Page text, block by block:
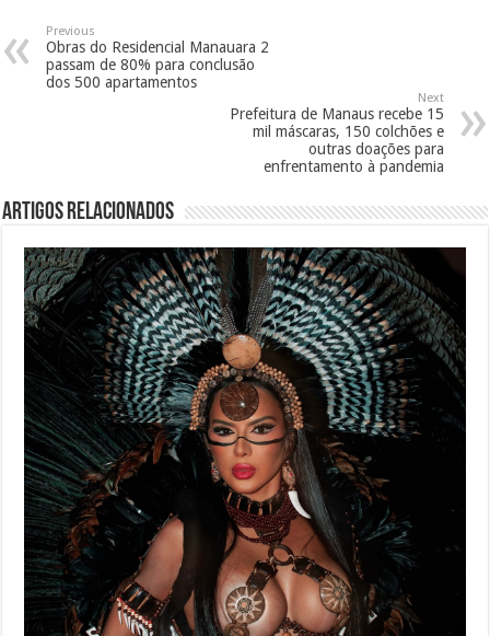
Previous
Obras do Residencial Manauara 2
passam de 80% para conclusão
dos 500 apartamentos
Next
Prefeitura de Manaus recebe 15
mil máscaras, 150 colchões e
outras doações para
enfrentamento à pandemia
Artigos Relacionados